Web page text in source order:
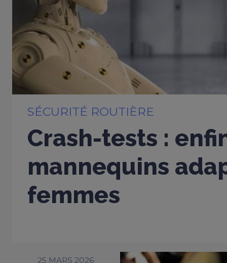
SÉCURITÉ ROUTIÈRE
Crash-tests :
mannequins
femmes
25 MARS 2026